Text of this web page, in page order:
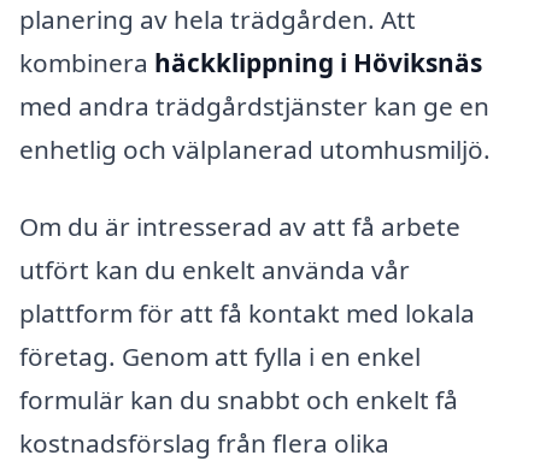
planering av hela trädgården. Att
kombinera häckklippning i Höviksnäs
med andra trädgårdstjänster kan ge en
enhetlig och välplanerad utomhusmiljö.
Om du är intresserad av att få arbete
utfört kan du enkelt använda vår
plattform för att få kontakt med lokala
företag. Genom att fylla i en enkel
formulär kan du snabbt och enkelt få
kostnadsförslag från flera olika